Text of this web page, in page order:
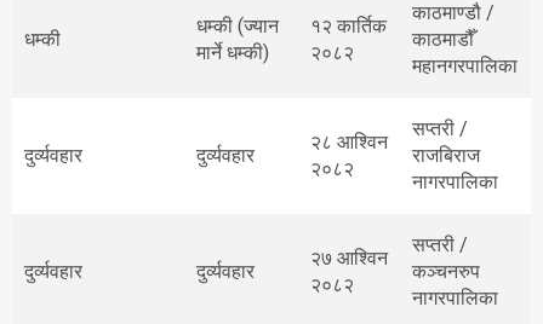
धम्की
धम्की (ज्यान
मार्ने धम्की)
१२ कार्तिक
२०८२
काठमाण्डौ /
काठमाडौँ
महानगरपालिका
दुर्व्यवहार दुर्व्यवहार
२८ आश्विन
२०८२
सप्तरी /
राजबिराज
नागरपालिका
दुर्व्यवहार दुर्व्यवहार
२७ आश्विन
२०८२
सप्तरी /
कञ्चनरुप
नागरपालिका